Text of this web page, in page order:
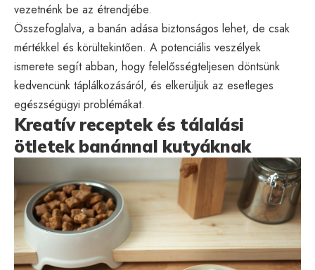
vezetnénk be az étrendjébe.
Összefoglalva, a banán adása biztonságos lehet, de csak
mértékkel és körültekintően. A potenciális veszélyek
ismerete segít abban, hogy felelősségteljesen döntsünk
kedvencünk táplálkozásáról, és elkerüljük az esetleges
egészségügyi problémákat.
Kreatív receptek és tálalási
ötletek banánnal kutyáknak